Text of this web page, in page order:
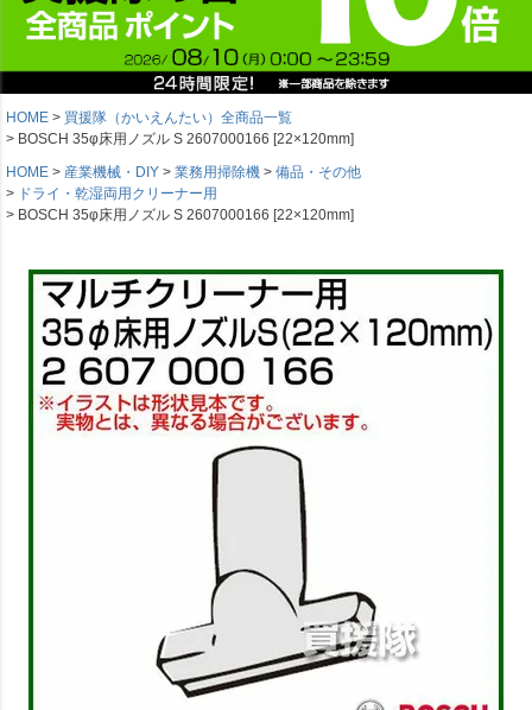
HOME
買援隊（かいえんたい）全商品一覧
BOSCH 35φ床用ノズル S 2607000166 [22×120mm]
HOME
産業機械・DIY 業務用掃除機
備品・その他
ドライ・乾湿両用クリーナー用
BOSCH 35φ床用ノズル S 2607000166 [22×120mm]